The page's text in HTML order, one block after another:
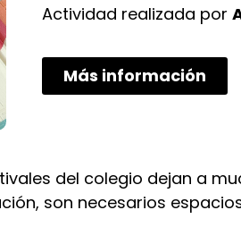
Actividad realizada por
Más información
del colegio dejan a
son necesarios